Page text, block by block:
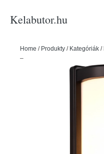
Kelabutor.hu
Home / Produkty / Kategóriák /
– Trio